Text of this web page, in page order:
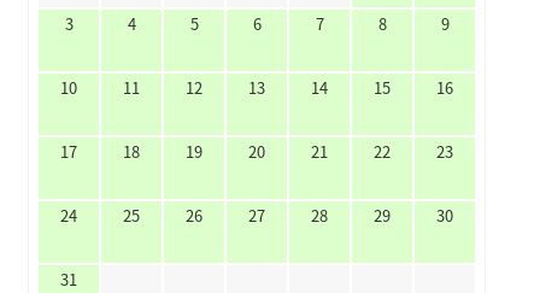
3 4 5 6 7 8 9
10 11 12 13 14 15 16
17 18 19 20 21 22 23
24 25 26 27 28 29 30
31